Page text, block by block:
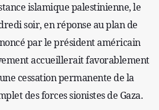
islamique palestinienne, le
soir, en réponse au plan de
par le président américain
accueillerait favorablement
cessation permanente de la
des forces sionistes de Gaza.